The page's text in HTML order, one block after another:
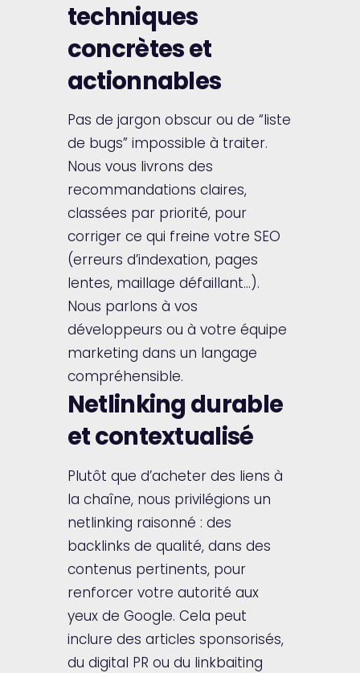
techniques
concrètes et
actionnables
Pas de jargon obscur ou de “liste
de bugs” impossible à traiter.
Nous vous livrons des
recommandations claires,
classées par priorité, pour
corriger ce qui freine votre SEO
(erreurs d’indexation, pages
lentes, maillage défaillant…).
Nous parlons à vos
développeurs ou à votre équipe
marketing dans un langage
compréhensible.
Netlinking durable
et contextualisé
Plutôt que d’acheter des liens à
la chaîne, nous privilégions un
netlinking raisonné : des
backlinks de qualité, dans des
contenus pertinents, pour
renforcer votre autorité aux
yeux de Google. Cela peut
inclure des articles sponsorisés,
du digital PR ou du linkbaiting